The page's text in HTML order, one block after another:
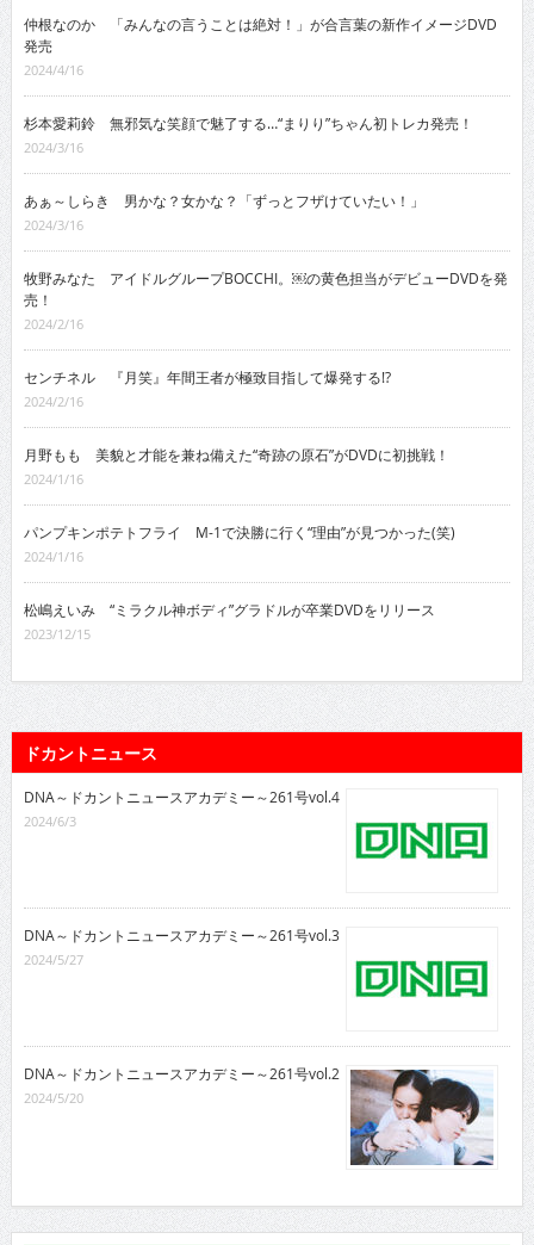
仲根なのか 「みんなの言うことは絶対！」が合言葉の新作イメージDVD
発売
2024/4/16
杉本愛莉鈴 無邪気な笑顔で魅了する…“まりり”ちゃん初トレカ発売！
2024/3/16
あぁ～しらき 男かな？女かな？「ずっとフザけていたい！」
2024/3/16
牧野みなた アイドルグループBOCCHI。￼の黄色担当がデビューDVDを発
売！
2024/2/16
センチネル 『月笑』年間王者が極致目指して爆発する!?
2024/2/16
月野もも 美貌と才能を兼ね備えた“奇跡の原石”がDVDに初挑戦！
2024/1/16
パンプキンポテトフライ M-1で決勝に行く“理由”が見つかった(笑)
2024/1/16
松嶋えいみ “ミラクル神ボディ”グラドルが卒業DVDをリリース
2023/12/15
ドカントニュース
DNA～ドカントニュースアカデミー～261号vol.4
2024/6/3
DNA～ドカントニュースアカデミー～261号vol.3
2024/5/27
DNA～ドカントニュースアカデミー～261号vol.2
2024/5/20